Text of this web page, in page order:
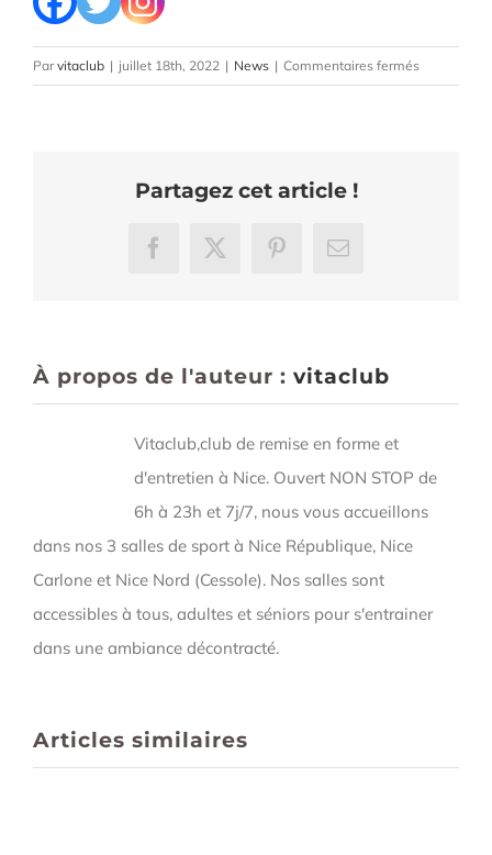
Parvitaclub | juillet 18th, 2022 | News | Commentaires fermés
Tuto
Partagez cet article !
Facebook
X PinterestEmail
À propos de l'auteur : vitaclub
Vitaclub,club de remise en forme et
d'entretien à Nice. Ouvert NON STOP de
6h à 23h et 7j/7, nous vous accueillons
dans nos 3 salles de sport à Nice République, Nice
Carlone et Nice Nord (Cessole). Nos salles sont
accessibles à tous, adultes et séniors pour s'entrainer
dans une ambiance décontracté.
Articles similaires